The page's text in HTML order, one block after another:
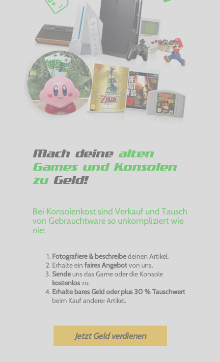
Mach deine alten
Games und Konsolen
zuGeld!
Bei Konsolenkost sind Verkauf und Tausch
von Gebrauchtware so unkompliziert wie
nie:
Fotografiere & beschreibedeinen Artikel.
Erhalte ein faires Angebotvon uns.
Sendeuns das Game oder die Konsole
kostenloszu.
Erhalte bares Geld oder plus 30 % Tauschwert
beim Kauf anderer Artikel.
Jetzt Geld verdienen